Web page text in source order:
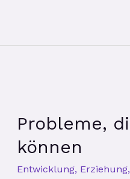
Probleme,
können
Entwicklung, Erziehung,
die
während
einer